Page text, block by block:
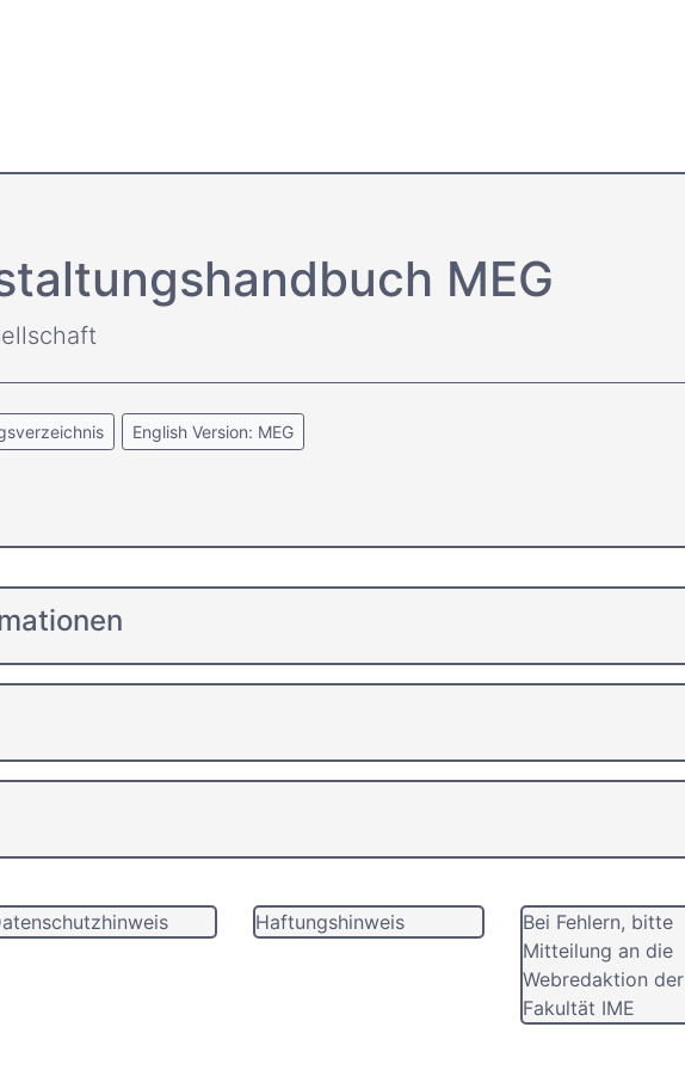
MEG
English Version: MEG
Haftungshinweis
Bei Fehlern, bitte
Mitteilung an die
Webredaktion der
Fakultät IME